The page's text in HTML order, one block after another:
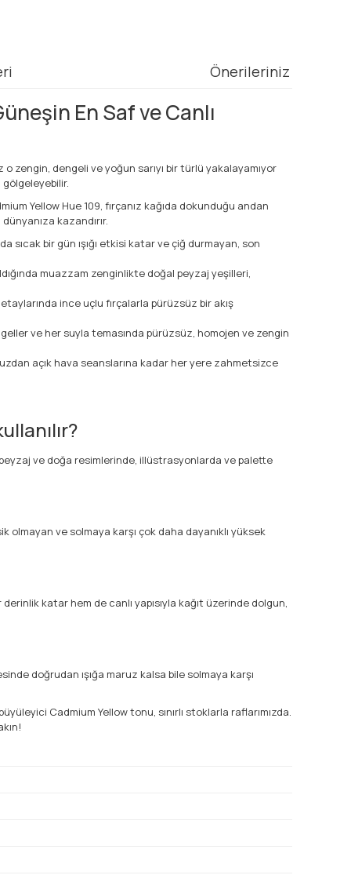
Önerileriniz
En Saf ve Canlı
o zengin, dengeli ve yoğun sarıyı bir türlü yakalayamıyor
gölgeleyebilir.
Yellow Hue 109, fırçanız kağıda dokunduğu andan
kazandırır.
sıcak bir gün ışığı etkisi katar ve çiğ durmayan, son
muazzam zenginlikte doğal peyzaj yeşilleri,
ince uçlu fırçalarla pürüzsüz bir akış
ve her suyla temasında pürüzsüz, homojen ve zengin
açık hava seanslarına kadar her yere zahmetsizce
peyzaj ve doğa resimlerinde, illüstrasyonlarda ve palette
ve solmaya karşı çok daha dayanıklı yüksek
katar hem de canlı yapısıyla kağıt üzerinde dolgun,
doğrudan ışığa maruz kalsa bile solmaya karşı
Cadmium Yellow tonu, sınırlı stoklarla raflarımızda.